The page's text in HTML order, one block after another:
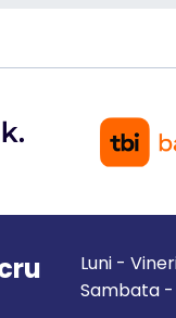
Luni -
Sambata -